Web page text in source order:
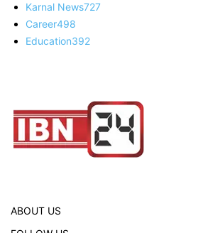
Karnal News727
Career498
Education392
ABOUT US